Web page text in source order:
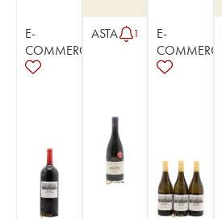
E-
COMMERCE
ASTA 1
E-
COMMERCE